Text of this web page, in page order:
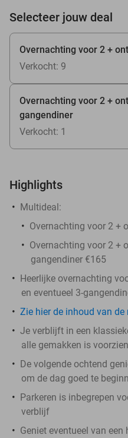
Selecteer jouw deal
Overnachting voor 2 +
Verkocht: 9
Overnachting voor 2 +
gangendiner
Verkocht: 1
Highlights
Multideal:
Overnachting voor 2 +
Overnachting voor 2 +
gangendiner €165
Heerlijke overnachting
en eventueel 3-
Zie hier de inhoud van
Je verblijft in een
alle gemakken is voorzien
De volgende ochtend
om de dag goed te
Parkeren is inbegrepen
verblijf
Geniet eventueel van